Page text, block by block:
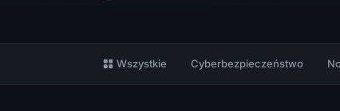
Wszystkie Cyberbezpieczeństwo